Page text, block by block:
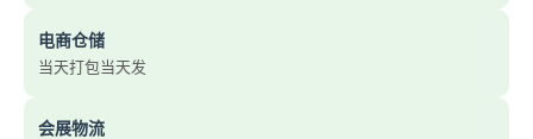
电商仓储
当天打包当天发
会展物流